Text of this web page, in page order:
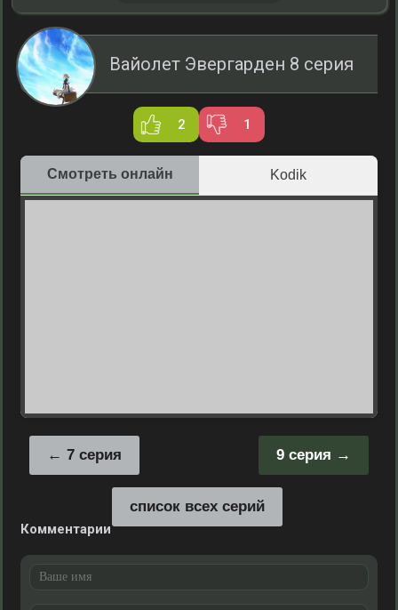
Вайолет Эвергарден 8 серия
2 1
Смотреть онлайн Kodik
9 серия
7 серия
список всех серий
Комментарии